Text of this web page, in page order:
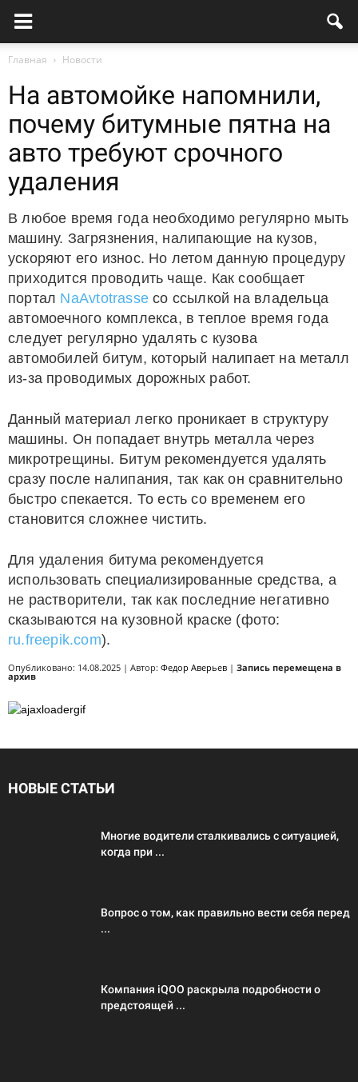
Главная Новости
На автомойке напомнили,
почему битумные пятна на
авто требуют срочного
удаления
В любое время года необходимо регулярно мыть
машину. Загрязнения, налипающие на кузов,
ускоряют его износ. Но летом данную процедуру
приходится проводить чаще. Как сообщает
портал NaAvtotrasseсо ссылкой на владельца
автомоечного комплекса, в теплое время года
следует регулярно удалять с кузова
автомобилей битум, который налипает на металл
из-за проводимых дорожных работ.
Данный материал легко проникает в структуру
машины. Он попадает внутрь металла через
микротрещины. Битум рекомендуется удалять
сразу после налипания, так как он сравнительно
быстро спекается. То есть со временем его
становится сложнее чистить.
Для удаления битума рекомендуется
использовать специализированные средства, а
не растворители, так как последние негативно
сказываются на кузовной краске (фото:
ru.freepik.com).
Опубликовано: 14.08.2025 | Автор: Федор Аверьев | Запись перемещена в
архив
НОВЫЕ СТАТЬИ
Многие водители сталкивались с ситуацией,
когда при ...
Вопрос о том, как правильно вести себя перед
...
Компания iQOO раскрыла подробности о
предстоящей ...